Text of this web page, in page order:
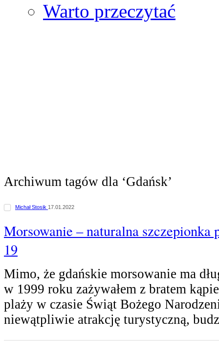
Warto przeczytać
Archiwum tagów dla ‘Gdańsk’
Michał Stosik 17.01.2022
Morsowanie – naturalna
19
Mimo, że gdańskie morsowanie ma
w 1999 roku zażywałem z bratem
plaży w czasie Świąt Bożego
niewątpliwie atrakcję turystyczną,